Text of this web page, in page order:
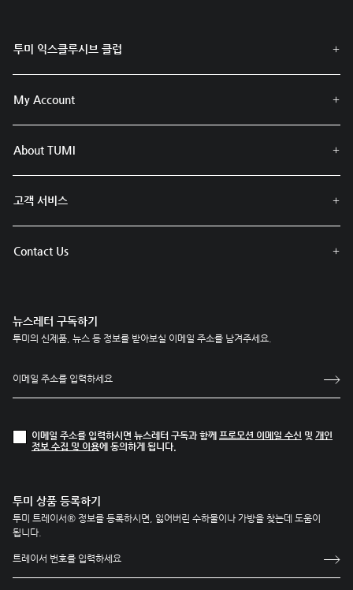
투미 익스클루시브 클럽
My Account
About TUMI
고객 서비스
Contact Us
뉴스레터 구독하기
투미의 신제품, 뉴스 등 정보를 받아보실 이메일 주소를 남겨주세요.
이메일 주소를 입력하시면 뉴스레터 구독과 함께 프로모션 이메일 수신 및 개인
정보 수집 및 이용에 동의하게 됩니다.
투미 상품 등록하기
투미 트레이서® 정보를 등록하시면, 잃어버린 수하물이나 가방을 찾는데 도움이
됩니다.